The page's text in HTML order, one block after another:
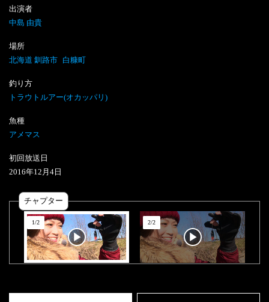
出演者
中島 由貴
場所
北海道 釧路市 白糠町
釣り方
トラウトルアー(オカッパリ)
魚種
アメマス
初回放送日
2016年12 月 4 日
チャプター
1/2 2/2